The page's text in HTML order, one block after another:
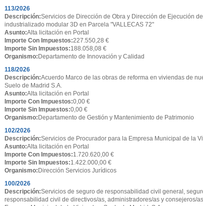
113/2026
Descripción:Servicios de Dirección de Obra y Dirección de Ejecución
industrializado modular 3D en Parcela "VALLECAS 72"
Asunto:Alta licitación en Portal
Importe Con Impuestos:227.550,28 €
Importe Sin Impuestos:188.058,08 €
Organismo: Departamento de Innovación y Calidad
118/2026
Descripción:Acuerdo Marco de las obras de reforma en viviendas de
Suelo de Madrid S.A.
Asunto:Alta licitación en Portal
Importe Con Impuestos:0,00 €
Importe Sin Impuestos:0,00 €
Organismo: Departamento de Gestión y Mantenimiento de Patrimonio
102/2026
Descripción:Servicios de Procurador para la Empresa Municipal de la
Asunto:Alta licitación en Portal
Importe Con Impuestos:1.720.620,00 €
Importe Sin Impuestos:1.422.000,00 €
Organismo: Dirección Servicios Jurídicos
100/2026
Descripción:Servicios de seguro de responsabilidad civil general,
responsabilidad civil de directivos/as, administradores/as y consejeros/